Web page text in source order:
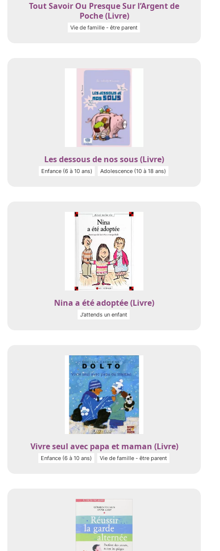
Tout Savoir Ou Presque Sur l’Argent de
Poche (Livre)
Vie de famille - être parent
Les dessous de nos sous (Livre)
Enfance (6 à 10 ans) Adolescence (10 à 18 ans)
Nina a été adoptée (Livre)
J’attends un enfant
Vivre seul avec papa et maman (Livre)
Enfance (6 à 10 ans) Vie de famille - être parent